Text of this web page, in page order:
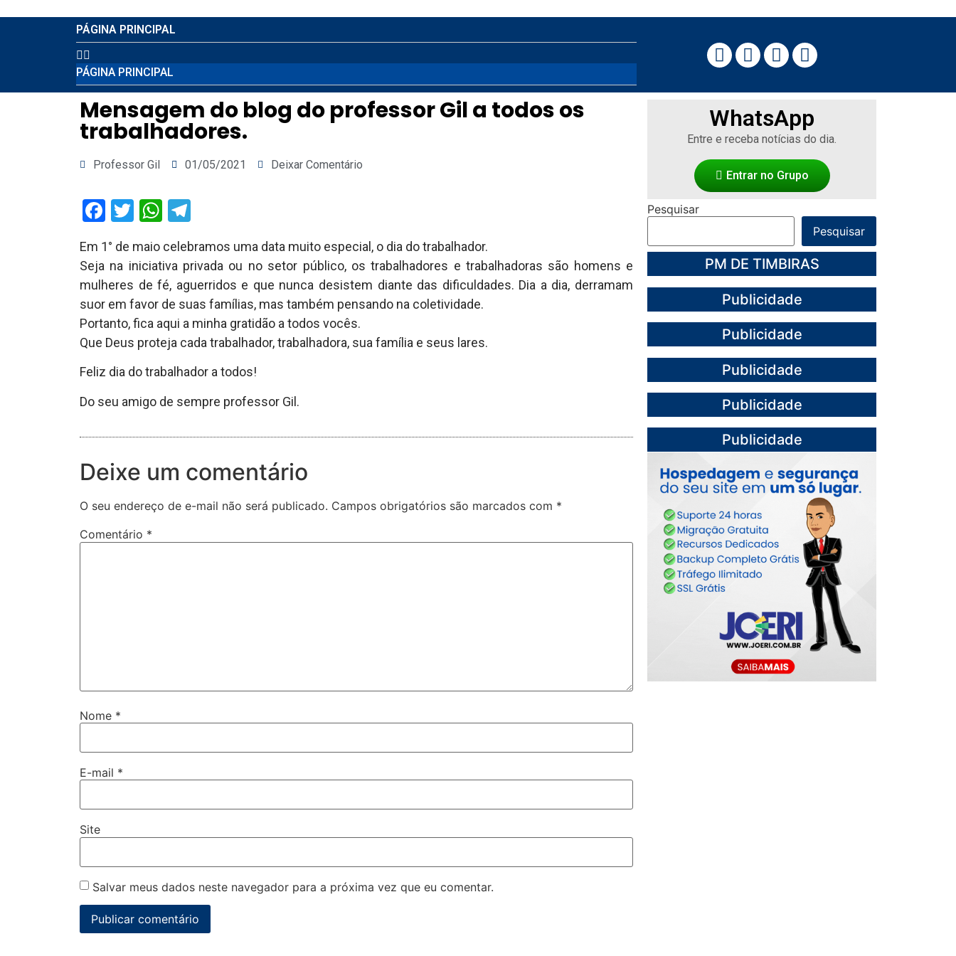
PÁGINA PRINCIPAL
PÁGINA PRINCIPAL
Mensagem do blog do professor Gil a todos os
trabalhadores.
Professor Gil 01/05/2021 Deixar Comentário
Facebook
TwitterWhatsApp
Em 1° de maio celebramos uma data muito especial, o dia do trabalhador.
Seja na iniciativa privada ou no setor público, os trabalhadores e trabalhadoras são homens e
mulheres de fé, aguerridos e que nunca desistem diante das dificuldades. Dia a dia, derramam
suor em favor de suas famílias, mas também pensando na coletividade.
Portanto, fica aqui a minha gratidão a todos vocês.
Que Deus proteja cada trabalhador, trabalhadora, sua família e seus lares.
Feliz dia do trabalhador a todos!
Do seu amigo de sempre professor Gil.
Deixe um comentário
O seu endereço de e-mail não será publicado. Campos obrigatórios são marcados com *
Comentário *
Nome *
E-mail *
Site
Salvar meus dados neste navegador para a próxima vez que eu comentar.
WhatsApp
Entre e receba notícias do dia.
Entrar no Grupo
Pesquisar
Pesquisar
PM DE TIMBIRAS
Publicidade
Publicidade
Publicidade
Publicidade
Publicidade